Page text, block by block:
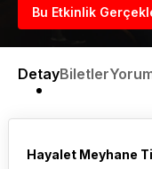
Bu Etkinlik
DetayBiletler
Hayalet Meyhane